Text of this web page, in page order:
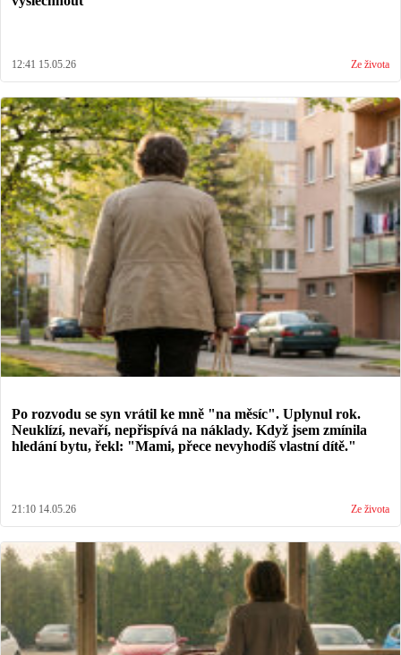
12:41 15.05.26 Ze života
Po rozvodu se syn vrátil ke mně "na měsíc". Uplynul rok.
Neuklízí, nevaří, nepřispívá na náklady. Když jsem zmínila
hledání bytu, řekl: "Mami, přece nevyhodíš vlastní dítě."
21:10 14.05.26 Ze života